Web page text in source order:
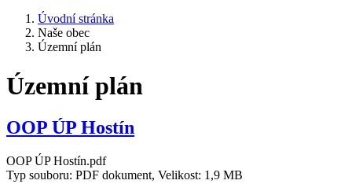
Úvodní stránka
Naše obec
Územní plán
Územní plán
OOP ÚP Hostín
OOP ÚP Hostín.pdf
Typ souboru: PDF dokument, Velikost: 1,9 MB